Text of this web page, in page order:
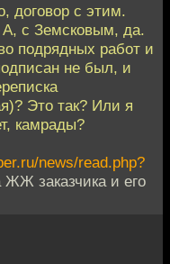
договор с этим.
А, с Земсковым, да.
подрядных работ и
не был, и
Это так? Или я
камрады?
news/read.php?
заказчика и его